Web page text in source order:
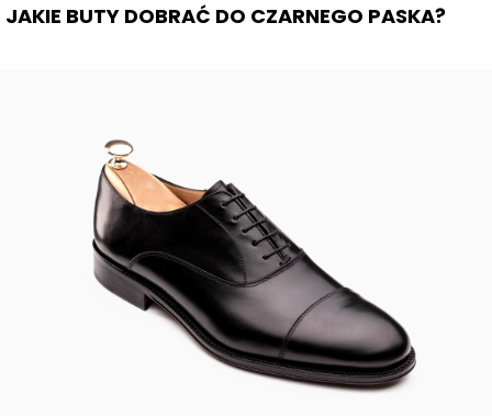
JAKIE BUTY DOBRAĆ DO CZARNEGO PASKA?